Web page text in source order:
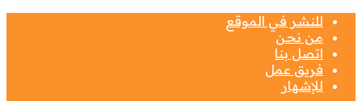
للنشر في الموقع
من نحن
اتصل بنا
فريق عمل
للإشهار